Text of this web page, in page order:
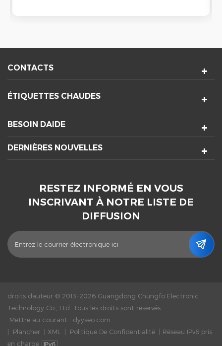
CONTACTS
ÉTIQUETTES CHAUDES
BESOIN DAIDE
DERNIÈRES NOUVELLES
RESTEZ INFORMÉ EN VOUS
INSCRIVANT À NOTRE LISTE DE
DIFFUSION
droits dauteur © 2013-2026 Guangdong Chungfo Electronic
Technology Co., Ltd. Tous les droits sont réservés.
Mettre au courant : dyyseo.com
|
Plancher | XML | Politique De Confidentialité | Réseau IPv6 pris
en charge